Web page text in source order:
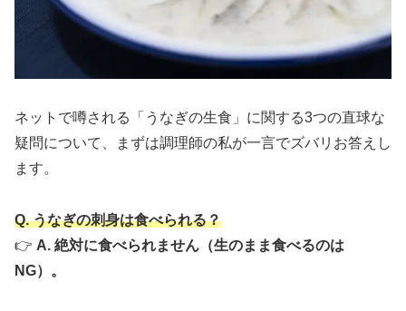
ネットで噂される「うなぎの生食」に関する3つの直球な
疑問について、まずは調理師の私が一言でズバリお答えし
ます。
Q. うなぎの刺身は食べられる？
👉 A. 絶対に食べられません（生のまま食べるのは
NG）。